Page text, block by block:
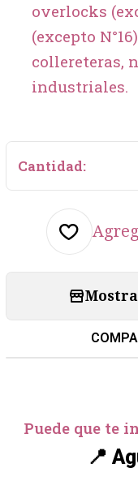
overlocks
(excepto
collereteras,
industriales.
Cantidad:
Puede que te
📍